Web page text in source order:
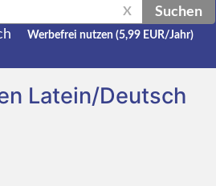
X Suchen
Werbefrei nutzen (5,99 EUR/Jahr)
Latein/Deutsch